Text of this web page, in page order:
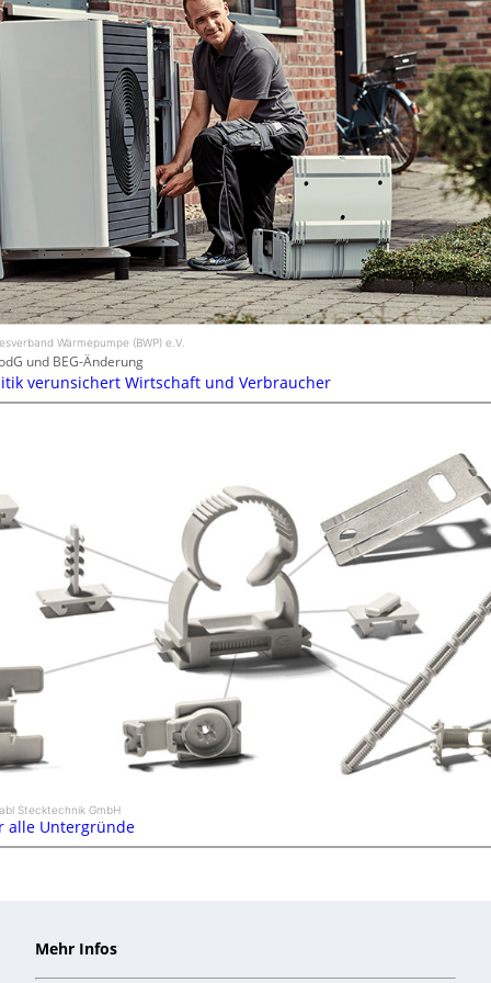
Wärmepumpe (BWP) e.V.
und BEG-Änderung
verunsichert Wirtschaft und Verbraucher
Stecktechnik GmbH
alle Untergründe
Mehr Infos